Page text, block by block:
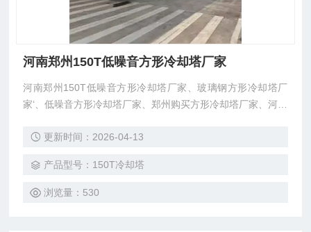
河南郑州150T低噪音方形冷却塔厂家
河南郑州150T低噪音方形冷却塔厂家、玻璃钢方形冷却塔厂
家‘、低噪音方形冷却塔厂家、郑州购买方形冷却塔厂家、河南
温冷却塔厂家、东莞市菱兴冷却设备有限公司生产直销
更新时间：2026-04-13
产品型号：150T冷却塔
浏览量：530